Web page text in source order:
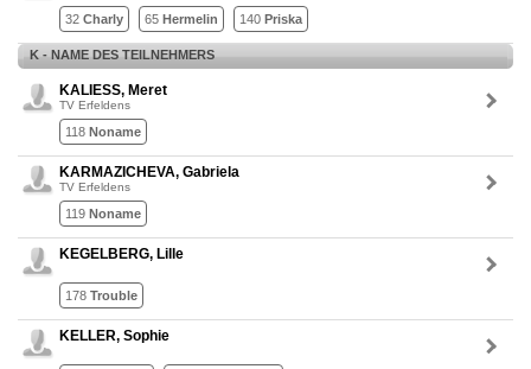
32 Charly 65 Hermelin 140 Priska
K - NAME DES TEILNEHMERS
KALIESS, Meret
TV Erfeldens
118 Noname
KARMAZICHEVA, Gabriela
TV Erfeldens
119 Noname
KEGELBERG, Lille
178 Trouble
KELLER, Sophie